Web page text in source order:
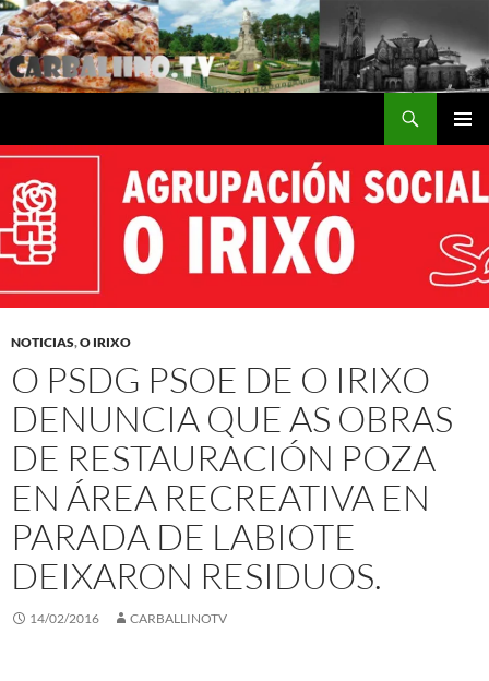
Saltar
al
contenido
NOTICIAS,O IRIXO
O PSDG PSOE DE O IRIXO
DENUNCIA QUE AS OBRAS
DE RESTAURACIÓN POZA
EN ÁREA RECREATIVA EN
PARADA DE LABIOTE
DEIXARON RESIDUOS.
14/02/2016 CARBALLINOTV